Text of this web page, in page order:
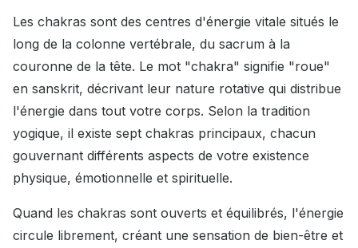
Les chakras sont des centres d'énergie vitale situés le
long de la colonne vertébrale, du sacrum à la
couronne de la tête. Le mot "chakra" signifie "roue"
en sanskrit, décrivant leur nature rotative qui distribue
l'énergie dans tout votre corps. Selon la tradition
yogique, il existe sept chakras principaux, chacun
gouvernant différents aspects de votre existence
physique, émotionnelle et spirituelle.
Quand les chakras sont ouverts et équilibrés, l'énergie
circule librement, créant une sensation de bien-être et